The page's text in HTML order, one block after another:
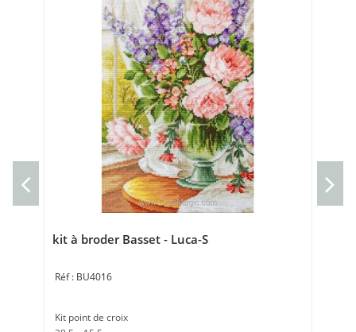
kit à broder Basset - Luca-S
BU4016
Kit point de croix